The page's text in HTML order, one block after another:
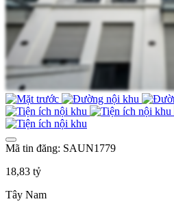
Mã tin đăng: SAUN1779
18,83 tỷ
Tây Nam